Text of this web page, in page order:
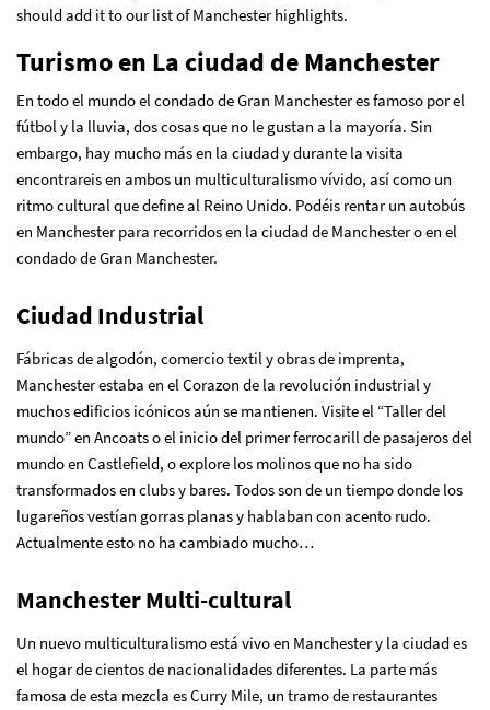
should add it to our list of Manchester highlights.
Turismo en La ciudad de Manchester
En todo el mundo el condado de Gran Manchester es famoso por el
fútbol y la lluvia, dos cosas que no le gustan a la mayoría. Sin
embargo, hay mucho más en la ciudad y durante la visita
encontrareis en ambos un multiculturalismo vívido, así como un
ritmo cultural que define al Reino Unido. Podéis rentar un autobús
en Manchester para recorridos en la ciudad de Manchester o en el
condado de Gran Manchester.
Ciudad Industrial
Fábricas de algodón, comercio textil y obras de imprenta,
Manchester estaba en el Corazon de la revolución industrial y
muchos edificios icónicos aún se mantienen. Visite el “Taller del
mundo” en Ancoats o el inicio del primer ferrocarill de pasajeros del
mundo en Castlefield, o explore los molinos que no ha sido
transformados en clubs y bares. Todos son de un tiempo donde los
lugareños vestían gorras planas y hablaban con acento rudo.
Actualmente esto no ha cambiado mucho…
Manchester Multi-cultural
Un nuevo multiculturalismo está vivo en Manchester y la ciudad es
el hogar de cientos de nacionalidades diferentes. La parte más
famosa de esta mezcla es Curry Mile, un tramo de restaurantes